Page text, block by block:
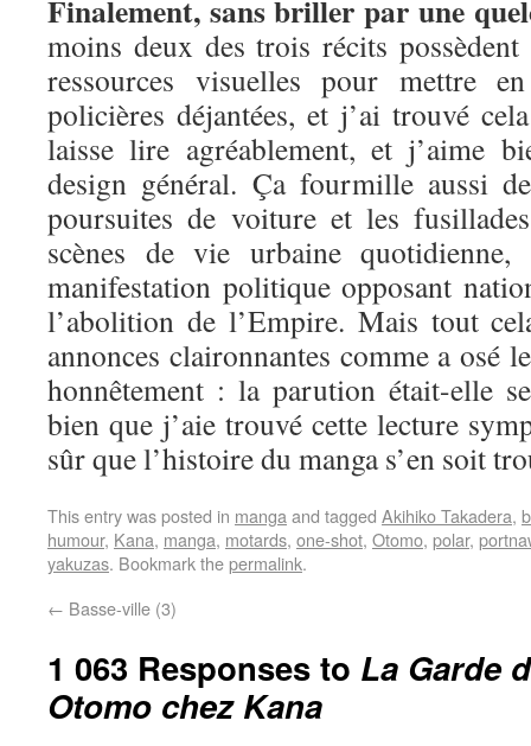
Finalement, sans briller par une
moins deux des trois récits
ressources visuelles pour mettre
policières déjantées, et j’ai trouvé
laisse lire agréablement, et j’aime
design général. Ça fourmille aussi
poursuites de voiture et les
scènes de vie urbaine quotidienne,
manifestation politique opposant
l’abolition de l’Empire. Mais tout
annonces claironnantes comme a osé
honnêtement : la parution était-elle
bien que j’aie trouvé cette lecture
sûr que l’histoire du manga s’en soit
This entry was posted in manga and tagged Akihiko Takadera,
humour, Kana, manga, motards, one-shot, Otomo, polar,
yakuzas. Bookmark thepermalink.
← Basse-ville (3)
1 063 Responses to La Garde
Otomo chez Kana